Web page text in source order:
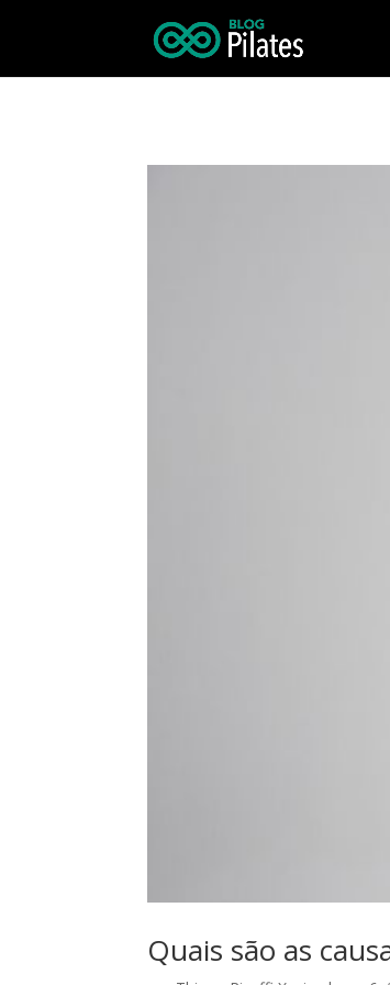
Quais são as